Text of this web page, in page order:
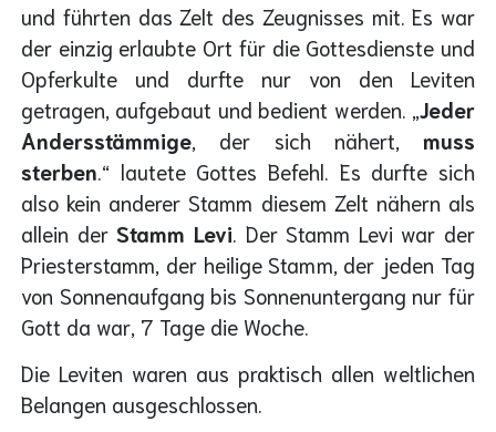
und führten das Zelt des Zeugnisses mit. Es war
der einzig erlaubte Ort für die Gottesdienste und
Opferkulte und durfte nur von den Leviten
getragen, aufgebaut und bedient werden. „ Jeder
Andersstämmige , der sich nähert, muss
sterben .“ lautete Gottes Befehl. Es durfte sich
also kein anderer Stamm diesem Zelt nähern als
allein derStamm Levi . Der Stamm Levi war der
Priesterstamm, der heilige Stamm, der jeden Tag
von Sonnenaufgang bis Sonnenuntergang nur für
Gott da war, 7 Tage die Woche.
Die Leviten waren aus praktisch allen weltlichen
Belangen ausgeschlossen.